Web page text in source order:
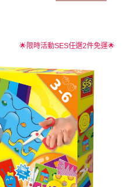
🌟限時活動SES任選2件免運🌟